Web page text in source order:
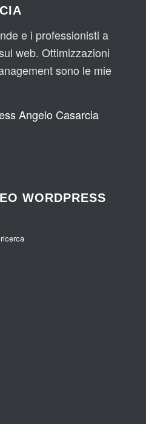
e i professionisti a
web. Ottimizzazioni
sono le mie
Angelo Casarcia
WORDPRESS